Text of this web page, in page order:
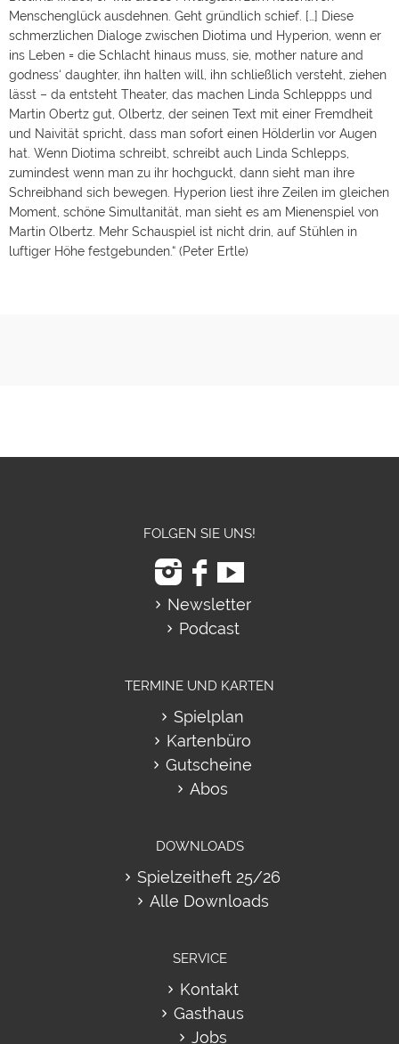
Menschenglück ausdehnen. Geht gründlich schief. […] Diese
schmerzlichen Dialoge zwischen Diotima und Hyperion, wenn er
ins Leben = die Schlacht hinaus muss, sie, mother nature and
godness‘ daughter, ihn halten will, ihn schließlich versteht, ziehen
lässt – da entsteht Theater, das machen Linda Schleppps und
Martin Obertz gut, Olbertz, der seinen Text mit einer Fremdheit
und Naivität spricht, dass man sofort einen Hölderlin vor Augen
hat. Wenn Diotima schreibt, schreibt auch Linda Schlepps,
zumindest wenn man zu ihr hochguckt, dann sieht man ihre
Schreibhand sich bewegen. Hyperion liest ihre Zeilen im gleichen
Moment, schöne Simultanität, man sieht es am Mienenspiel von
Martin Olbertz. Mehr Schauspiel ist nicht drin, auf Stühlen in
luftiger Höhe festgebunden.“ (Peter Ertle)
FOLGEN SIE UNS!
Newsletter
Podcast
TERMINE UND KARTEN
Spielplan
Kartenbüro
Gutscheine
Abos
DOWNLOADS
Spielzeitheft 25/26
Alle Downloads
SERVICE
Kontakt
Gasthaus
Jobs